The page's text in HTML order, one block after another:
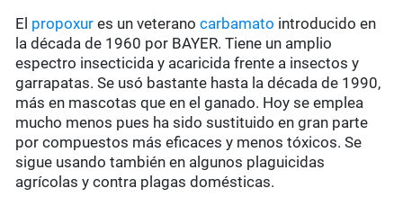
El propoxur es un veteranocarbamato introducido en
la década de 1960 por BAYER. Tiene un amplio
espectro insecticida y acaricida frente a insectos y
garrapatas. Se usó bastante hasta la década de 1990,
más en mascotas que en el ganado. Hoy se emplea
mucho menos pues ha sido sustituido en gran parte
por compuestos más eficaces y menos tóxicos. Se
sigue usando también en algunos plaguicidas
agrícolas y contra plagas domésticas.